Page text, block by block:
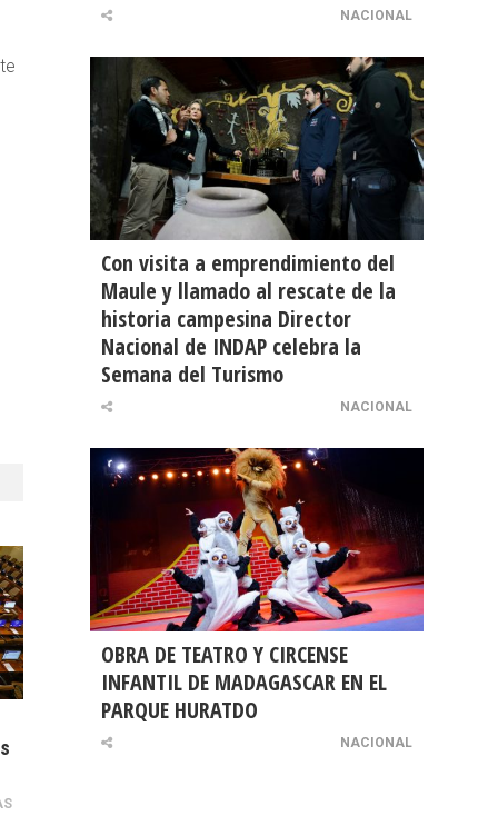
NACIONAL
Con visita a emprendimiento del
Maule y llamado al rescate de la
historia campesina Director
Nacional de INDAP celebra la
Semana del Turismo
NACIONAL
OBRA DE TEATRO Y CIRCENSE
INFANTIL DE MADAGASCAR EN EL
PARQUE HURATDO
NACIONAL